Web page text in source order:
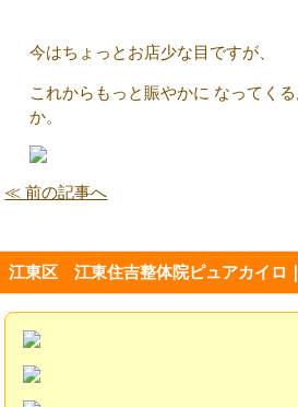
今はちょっとお店少な目ですが、
これからもっと賑やかに なってく
か。
≪ 前の記事へ
江東区 江東住吉整体院ピュアカイロ